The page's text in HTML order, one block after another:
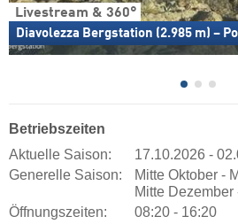
Livestream & 360°
Diavolezza Bergstation (2.985 m) –
Betriebszeiten
Aktuelle Saison:
17.10.2026 -
Generelle Saison:
Mitte Oktober -
Mitte Dezember
Öffnungszeiten:
08:20 - 16:20